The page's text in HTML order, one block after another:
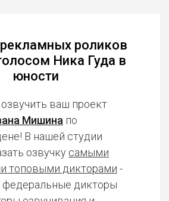
роликов
Ника Гуда в
юности
ваш проект
Мишина по
В нашей студии
озвучку самыми
топовыми дикторами -
федеральные дикторы